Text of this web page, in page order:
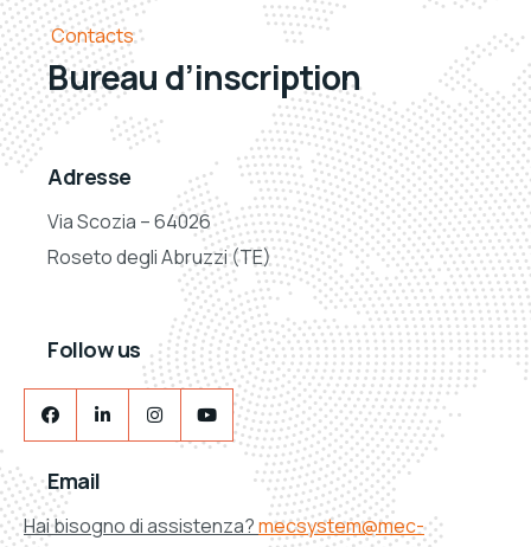
Contacts
Bureau d’inscription
Adresse
Via Scozia – 64026
Roseto degli Abruzzi (TE)
Follow us
Email
Hai bisogno di assistenza?mecsystem@mec-